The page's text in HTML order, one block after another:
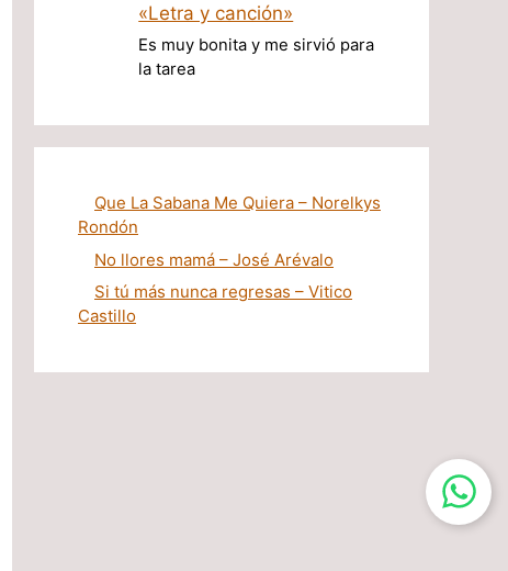
«Letra y canción»
Es muy bonita y me sirvió para
la tarea
Que La Sabana Me Quiera – Norelkys
Rondón
No llores mamá – José Arévalo
Si tú más nunca regresas – Vitico
Castillo